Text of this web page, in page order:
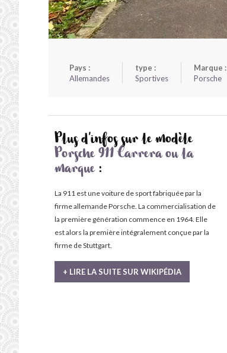
Pays :
Allemandes
type :
Sportives
Marque :
Porsche
Plus d'infos sur le modèle
Porsche 911 Carrera ou la
marque:
La 911 est une voiture de sport fabriquée par la
firme allemande Porsche. La commercialisation de
la première génération commence en 1964. Elle
est alors la première intégralement conçue par la
firme de Stuttgart.
+ LIRE LA SUITE SUR WIKIPÉDIA